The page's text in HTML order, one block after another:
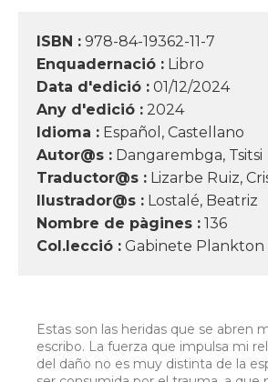
ISBN : 978-84-19362-11-7
Enquadernació : Libro
Data d'edició : 01/12/2024
Any d'edició : 2024
Idioma : Español, Castellano
Autor@s : Dangarembga, Tsitsi
Traductor@s : Lizarbe Ruiz,
Ilustrador@s : Lostalé, Beatriz
Nombre de pàgines : 136
Col.lecció : Gabinete Plankton
Estas son las heridas que se abren
escribo. La fuerza que impulsa mi
del daño no es muy distinta de la